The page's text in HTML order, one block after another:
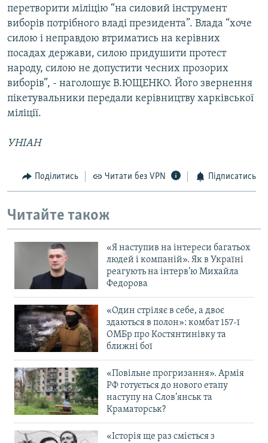
перетворити міліцію “на силовий інструмент
виборів потрібного владі президента”. Влада “хоче
силою і неправдою втриматись на керівних
посадах держави, силою придушити протест
народу, силою не допустити чесних прозорих
виборів”, - наголошує В.ЮЩЕНКО. Його звернення
пікетувальники передали керівництву харківської
міліції.
УНІАН
Поділитись Читати без VPN Підписатись
Читайте також
«Я наступив на інтереси багатьох
людей і компаній». Як в Україні
реагують на інтерв’ю Михайла
Федорова
«Один стріляє в себе, а двоє
здаються в полон»: комбат 157-ї
ОМБр про Костянтинівку та
ближні бої
«Повільне прогризання». Армія
РФ готується до нового етапу
наступу на Слов’янськ та
Краматорськ?
«Історія ще раз сміється з